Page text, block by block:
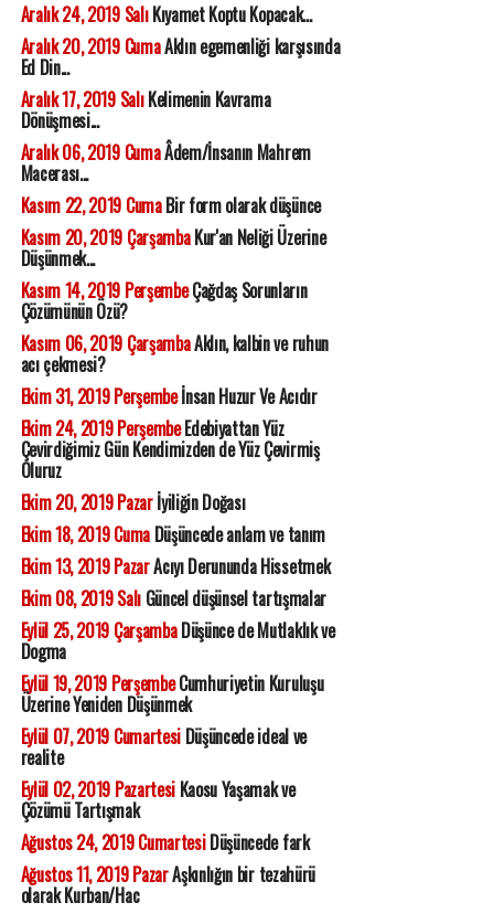
Aralık 24, 2019 SalıKıyamet Koptu Kopacak...
Aralık 20, 2019 CumaAklın egemenliği karşısında
Ed Din...
Aralık 17, 2019 SalıKelimenin Kavrama
Dönüşmesi...
Aralık 06, 2019 CumaÂdem/İnsanın Mahrem
Macerası...
Kasım 22, 2019 CumaBir form olarak düşünce
Kasım 20, 2019 ÇarşambaKur'an Neliği Üzerine
Düşünmek...
Kasım 14, 2019 PerşembeÇağdaş Sorunların
Çözümünün Özü?
Kasım 06, 2019 ÇarşambaAklın, kalbin ve ruhun
acı çekmesi?
Ekim 31, 2019 Perşembeİnsan Huzur Ve Acıdır
Ekim 24, 2019 PerşembeEdebiyattan Yüz
Çevirdiğimiz Gün Kendimizden de Yüz Çevirmiş
Oluruz
Ekim 20, 2019 Pazarİyiliğin Doğası
Ekim 18, 2019 CumaDüşüncede anlam ve tanım
Ekim 13, 2019 PazarAcıyı Derununda Hissetmek
Ekim 08, 2019 SalıGüncel düşünsel tartışmalar
Eylül 25, 2019 ÇarşambaDüşünce de Mutlaklık ve
Dogma
Eylül 19, 2019 PerşembeCumhuriyetin Kuruluşu
Üzerine Yeniden Düşünmek
Eylül 07, 2019 CumartesiDüşüncede ideal ve
realite
Eylül 02, 2019 PazartesiKaosu Yaşamak ve
Çözümü Tartışmak
Ağustos 24, 2019 CumartesiDüşüncede fark
Ağustos 11, 2019 PazarAşkınlığın bir tezahürü
olarak Kurban/Hac